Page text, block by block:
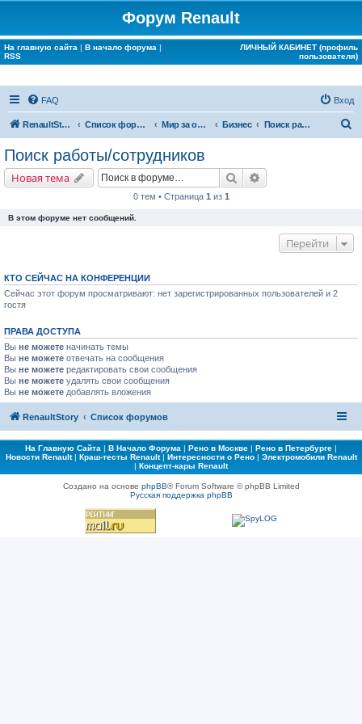
Форум Renault
На главную сайта | В начало форума |
RSS
ЛИЧНЫЙ КАБИНЕТ (профиль
пользователя)
FAQ Вход
RenaultStory Список форумов Мир за окном Renault Бизнес Поиск работы/сотрудников
Поиск работы/сотрудников
Новая тема Поиск
0 тем • Страница 1 из 1
В этом форуме нет сообщений.
Перейти
КТО СЕЙЧАС НА КОНФЕРЕНЦИИ
Сейчас этот форум просматривают: нет зарегистрированных пользователей и 2
гостя
ПРАВА ДОСТУПА
Вы не можете начинать темы
Вы не можете отвечать на сообщения
Вы не можете редактировать свои сообщения
Вы не можете удалять свои сообщения
Вы не можете добавлять вложения
RenaultStory Список форумов
На Главную Сайта | В Начало Форума | Рено в Москве | Рено в Петербурге |
Новости Renault| Краш-тесты Renault| Интересности о Рено| Электромобили Renault
| Концепт-кары Renault
Создано на основе phpBB® Forum Software © phpBB Limited
Русская поддержка phpBB